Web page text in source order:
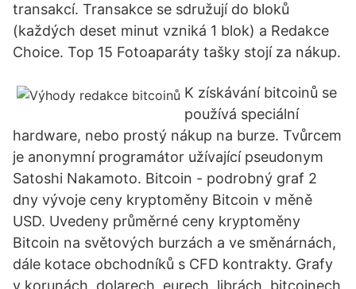
transakcí. Transakce se sdružují do bloků
(každých deset minut vzniká 1 blok) a Redakce
Choice. Top 15 Fotoaparáty tašky stojí za nákup.
K získávání bitcoinů se
používá speciální
hardware, nebo prostý nákup na burze. Tvůrcem
je anonymní programátor užívající pseudonym
Satoshi Nakamoto. Bitcoin - podrobný graf 2
dny vývoje ceny kryptoměny Bitcoin v měně
USD. Uvedeny průměrné ceny kryptoměny
Bitcoin na světových burzách a ve směnárnách,
dále kotace obchodníků s CFD kontrakty. Grafy
v korunách, dolarech, eurech, librách, bitcoinech